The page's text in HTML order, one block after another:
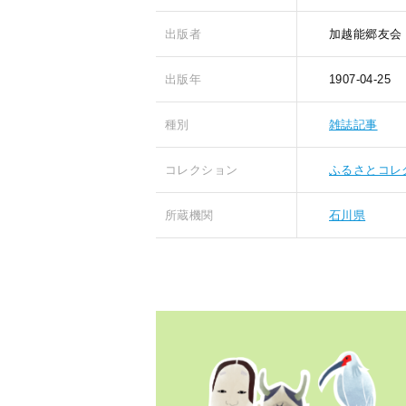
出版者 加越能郷友会
出版年 1907-04-25
種別 雑誌記事
コレクション ふるさとコレ
所蔵機関 石川県